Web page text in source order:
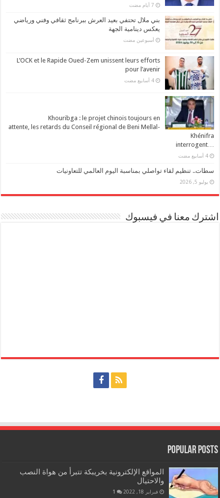
بني ملال تحتفي بعيد العرش ببرنامج ثقافي وفني ورياضي
يعكس دينامية الجهة
‏أسبوعين مضت
L’OCK et le Rapide Oued-Zem unissent leurs efforts
pour l’avenir
‏4 أسابيع مضت
Khouribga : le projet chinois toujours en
attente, les retards du Conseil régional de Beni Mellal-
Khénifra
…interrogent
‏4 أسابيع مضت
سطات.. تنظيم لقاء تواصلي بمناسبة اليوم العالمي للتعاونيات
يوليو 5, 2026
اشترك معنا في فيسبوك
Popular Posts
المواقع الإلكترونية بخريبكة تتبرأ من هواة النصب
والاحتيال
فبراير 18, 2022 1